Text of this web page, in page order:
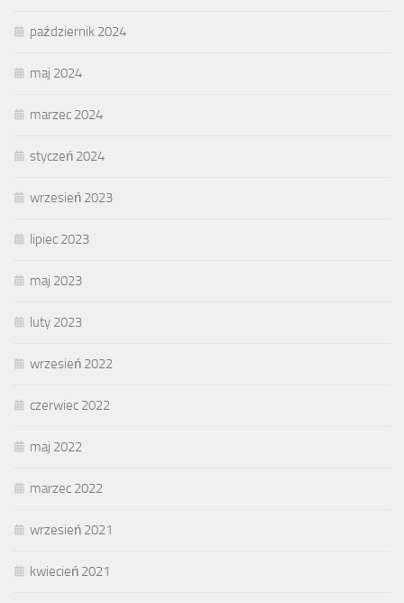
październik 2024
maj 2024
marzec 2024
styczeń 2024
wrzesień 2023
lipiec 2023
maj 2023
luty 2023
wrzesień 2022
czerwiec 2022
maj 2022
marzec 2022
wrzesień 2021
kwiecień 2021